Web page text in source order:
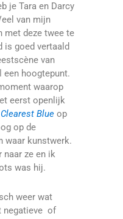
je Tara en Darcy
van mijn
met deze twee te
is goed vertaald
van
een hoogtepunt.
waarop
eerst openlijk
Clearest Blueop
op de
waar kunstwerk.
ze en ik
was hij.
weer wat
negatieve of